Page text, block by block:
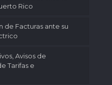
Rico
de Facturas ante su
Avisos de
Tarifas e